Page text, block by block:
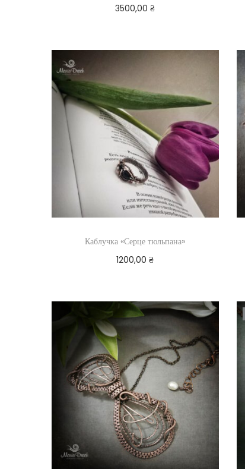
3500,00₴
Каблучка «Серце тюльпана»
1200,00₴